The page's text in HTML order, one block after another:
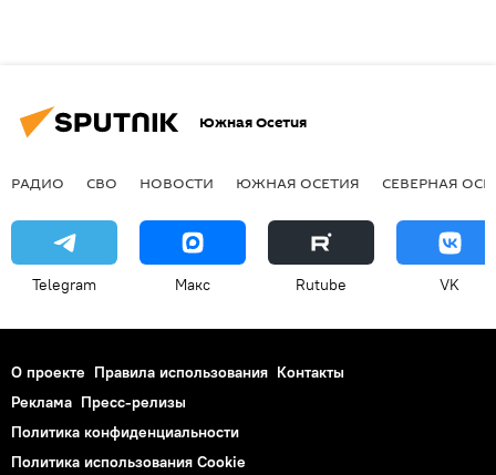
Южная Осетия
РАДИО СВО НОВОСТИ ЮЖНАЯ ОСЕТИЯ СЕВЕРНАЯ
Telegram Макс Rutube VK
О проекте Правила использования Контакты
Реклама Пресс-релизы
Политика конфиденциальности
Политика использования Cookie